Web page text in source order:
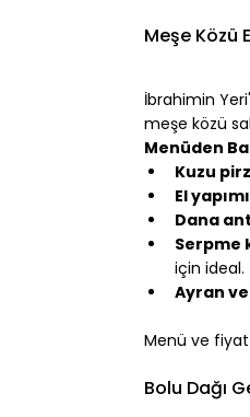
Meşe Közü
İbrahimin
meşe közü
Menüden
Kuzu
El
Dana
Serpme
için ideal.
Ayran
Menü ve
Bolu Dağı